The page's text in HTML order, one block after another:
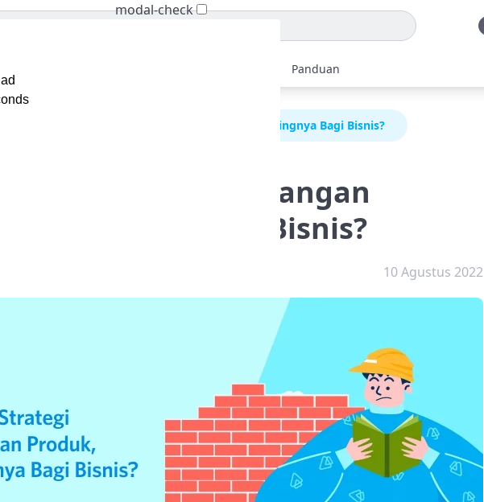
Panduan
adalah Strategi Pengembangan Produk, Apa Pentingnya Bagi Bisnis?
Strategi Pengembangan
Pentingnya Bagi Bisnis?
10 Agustus 2022
modal-check